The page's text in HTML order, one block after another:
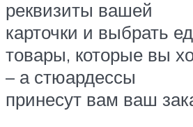
реквизиты вашей
карточки и выбрать
товары, которые вы
– а стюардессы
принесут вам ваш